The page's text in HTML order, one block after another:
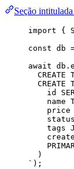
Seção
import {
const db
await db .
id
name
price
tags
)
` );